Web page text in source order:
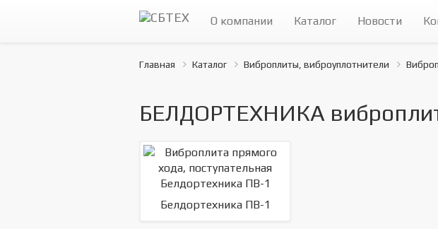
О компании Каталог Новости
Главная Каталог Виброплиты, виброуплотнители
БЕЛДОРТЕХНИКА
Белдортехника ПВ-1